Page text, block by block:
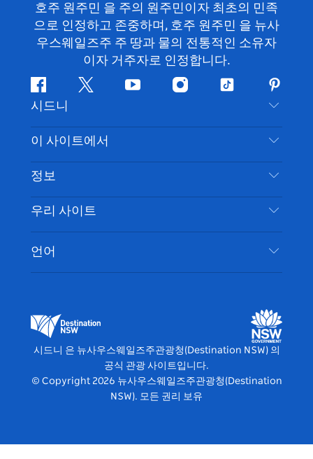
호주 원주민 을 주의 원주민이자 최초의 민족
으로 인정하고 존중하며, 호주 원주민 을 뉴사
우스웨일즈주 주 땅과 물의 전통적인 소유자
이자 거주자로 인정합니다.
페
이
스
북
지
귀
다
유
브
인
타
램
틱
핀
터
레
스
트
시드니
문의하기
부인 성명
쿠키 고지
이 사이트에서
목적지
할 일
이벤트
숙소
정보
여행 정보
시드니 접근성
귀하의 사업을 등록하세요
우리 사이트
뉴사우스웨일즈주관광청(Destination NSW) 미디
어 센터
비비드 시드니(Vivid Sydney)
언어
시드니 은 뉴사우스웨일즈주관광청(Destination NSW) 의
공식 관광 사이트입니다.
© Copyright 2026 뉴사우스웨일즈주관광청(Destination
NSW). 모든 권리 보유